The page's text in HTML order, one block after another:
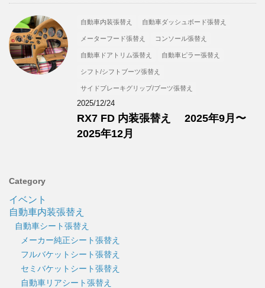
自動車内装張替え 自動車ダッシュボード張替え
メーターフード張替え コンソール張替え
自動車ドアトリム張替え 自動車ピラー張替え
シフト/シフトブーツ張替え
サイドブレーキグリップ/ブーツ張替え
2025/12/24
RX7 FD 内装張替え 2025年9月〜
2025年12月
Category
イベント
自動車内装張替え
自動車シート張替え
メーカー純正シート張替え
フルバケットシート張替え
セミバケットシート張替え
自動車リアシート張替え